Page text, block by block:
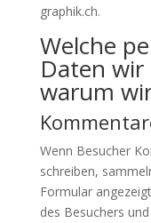
graphik.ch.
Welche
Daten
warum
Wenn Besucher
schreiben,
Formular
des Besuchers